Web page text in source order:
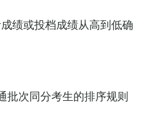
绩或投档成绩从高到低确
批次同分考生的排序规则